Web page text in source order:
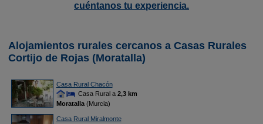
cuéntanos tu experiencia.
Alojamientos rurales cercanos a Casas Rurales
Cortijo de Rojas (Moratalla)
Casa Rural Chacón
Casa Rural a 2,3 km
Moratalla(Murcia)
Casa Rural Miralmonte